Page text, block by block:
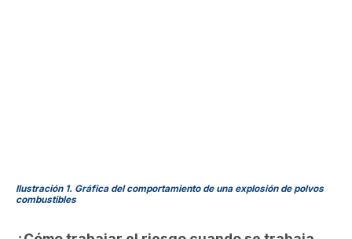
Ilustración 1. Gráfica del comportamiento de una explosión de polvos
combustibles